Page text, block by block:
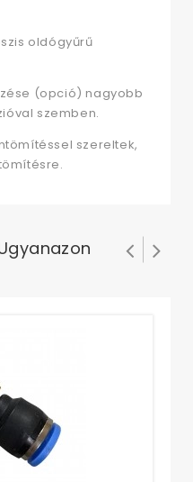
oldógyűrű
(opció) nagyobb
szemben.
szereltek,